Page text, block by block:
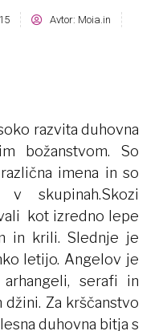
Avtor: Moia.in
razvita duhovna
božanstvom. So
imena in so
skupinah.Skozi
kot izredno lepe
in krili. Slednje je
letijo. Angelov je
serafi in
Za krščanstvo
duhovna bitja s